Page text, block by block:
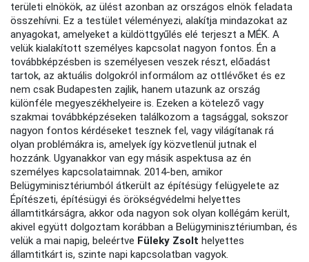
területi elnökök, az ülést azonban az országos elnök feladata
összehívni. Ez a testület véleményezi, alakítja mindazokat az
anyagokat, amelyeket a küldöttgyűlés elé terjeszt a MÉK. A
velük kialakított személyes kapcsolat nagyon fontos. Én a
továbbképzésben is személyesen veszek részt, előadást
tartok, az aktuális dolgokról informálom az ottlévőket és ez
nem csak Budapesten zajlik, hanem utazunk az ország
különféle megyeszékhelyeire is. Ezeken a kötelező vagy
szakmai továbbképzéseken találkozom a tagsággal, sokszor
nagyon fontos kérdéseket tesznek fel, vagy világítanak rá
olyan problémákra is, amelyek így közvetlenül jutnak el
hozzánk. Ugyanakkor van egy másik aspektusa az én
személyes kapcsolataimnak. 2014-ben, amikor
Belügyminisztériumból átkerült az építésügy felügyelete az
Építészeti, építésügyi és örökségvédelmi helyettes
államtitkárságra, akkor oda nagyon sok olyan kollégám került,
akivel együtt dolgoztam korábban a Belügyminisztériumban, és
velük a mai napig, beleértve Füleky Zsolt helyettes
államtitkárt is, szinte napi kapcsolatban vagyok.